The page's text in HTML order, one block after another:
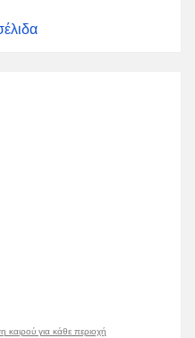
για κάθε περιοχή